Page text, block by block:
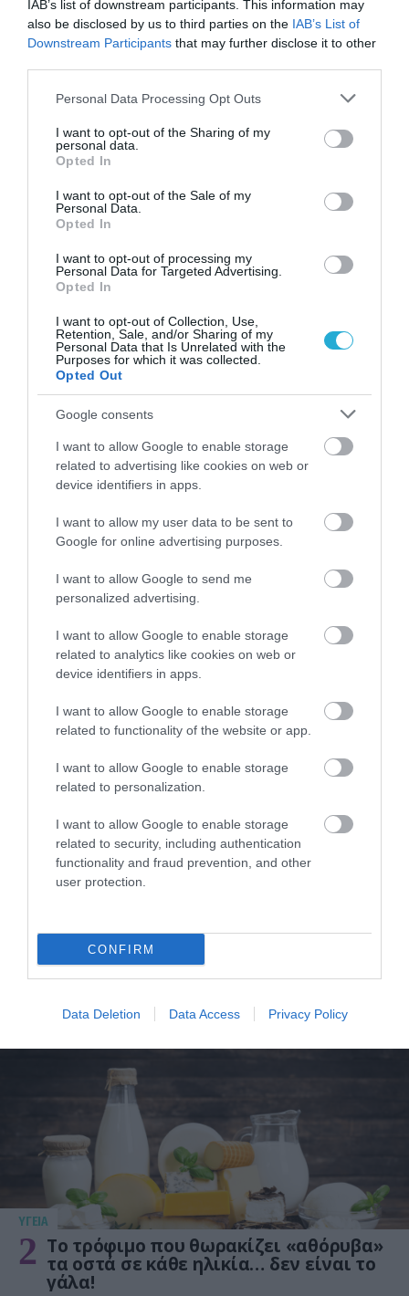
IAB’s list of downstream participants. This information may
also be disclosed by us to third parties on the IAB’s List of
Downstream Participants that may further disclose it to other
Please note that this website/app uses one or more Google
not limited to your visit or usage behaviour. You may click to
grant or deny consent to Google and its third-party tags to
use your data for below specified purposes in below Google
consent section.
Personal Data Processing Opt Outs
I want to opt-out of the Sharing of my
personal data.
Opted In
I want to opt-out of the Sale of my
Personal Data.
Opted In
I want to opt-out of processing my
Personal Data for Targeted Advertising.
Opted In
I want to opt-out of Collection, Use,
Retention, Sale, and/or Sharing of my
Personal Data that Is Unrelated with the
Purposes for which it was collected.
Opted Out
Google consents
I want to allow Google to enable storage
related to advertising like cookies on web or
device identifiers in apps.
I want to allow my user data to be sent to
Google for online advertising purposes.
I want to allow Google to send me
personalized advertising.
I want to allow Google to enable storage
related to analytics like cookies on web or
device identifiers in apps.
I want to allow Google to enable storage
related to functionality of the website or app.
I want to allow Google to enable storage
related to personalization.
I want to allow Google to enable storage
related to security, including authentication
functionality and fraud prevention, and other
user protection.
CONFIRM
Data Deletion Data Access Privacy Policy
14.02.2026 15:00
Δείτε τι συμβαίνει στο σώμα μας όταν
ερωτευόμαστε αλλά και όταν χωρίζουμε
14.02.2026 08:48
Τελικά υπάρχει «αδελφή ψυχή»; – Τι
απαντούν οι επιστήμονες
Μάνατζερ οίκου ανοχής αποκαλύπτει τι
ζητούν οι άνδρες την ημέρα του Αγίου
ΔΗΜΟΦΙΛΗ
ΥΓΕΙΑ
προστατεύει από το Αλτχάιμερ
ΥΓΕΙΑ
2 Το τρόφιμο που θωρακίζει «αθόρυβα»
τα οστά σε κάθε ηλικία… δεν είναι το
γάλα!